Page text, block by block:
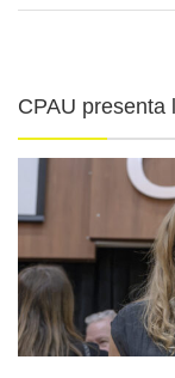
CPAU presenta